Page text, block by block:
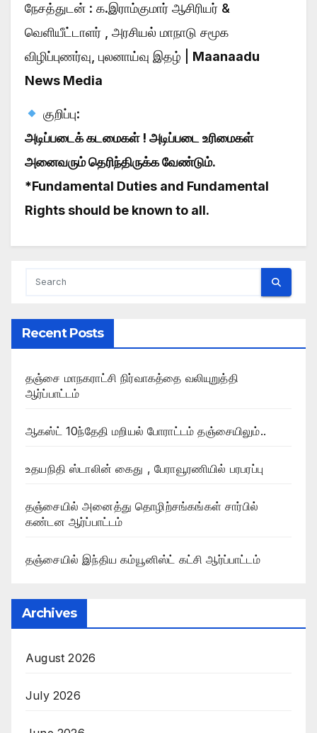
நேசத்துடன் : க.இராம்குமார் ஆசிரியர் &
வெளியீட்டாளர் , அரசியல் மாநாடு சமூக
விழிப்புணர்வு, புலனாய்வு இதழ் | Maanaadu
News Media
குறிப்பு:
அடிப்படைக் கடமைகள் ! அடிப்படை உரிமைகள்
அனைவரும் தெரிந்திருக்க வேண்டும்.
*Fundamental Duties and Fundamental
Rights should be known to all.
Recent Posts
தஞ்சை மாநகராட்சி நிர்வாகத்தை வலியுறுத்தி
ஆர்ப்பாட்டம்
ஆகஸ்ட் 10ந்தேதி மறியல் போராட்டம் தஞ்சையிலும்..
உதயநிதி ஸ்டாலின் கைது , பேராவூரணியில் பரபரப்பு
தஞ்சையில் அனைத்து தொழிற்சங்கங்கள் சார்பில்
கண்டன ஆர்ப்பாட்டம்
தஞ்சையில் இந்திய கம்யூனிஸ்ட் கட்சி ஆர்ப்பாட்டம்
Archives
August 2026
July 2026